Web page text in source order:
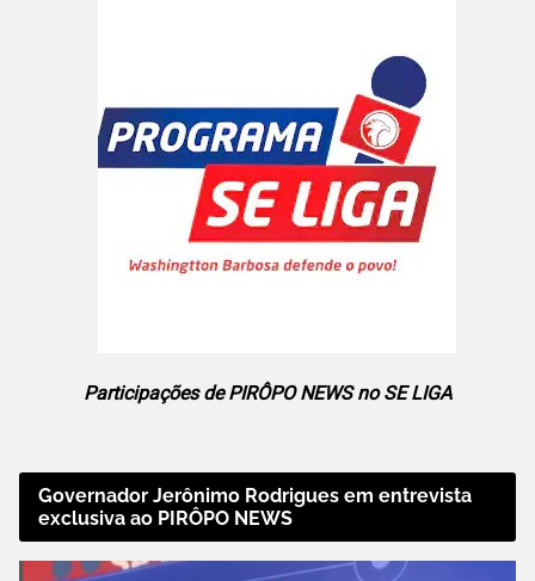
Participações de PIRÔPO NEWS no SE LIGA
Governador Jerônimo Rodrigues em entrevista
exclusiva ao PIRÔPO NEWS